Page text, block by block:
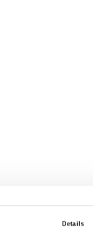
Details